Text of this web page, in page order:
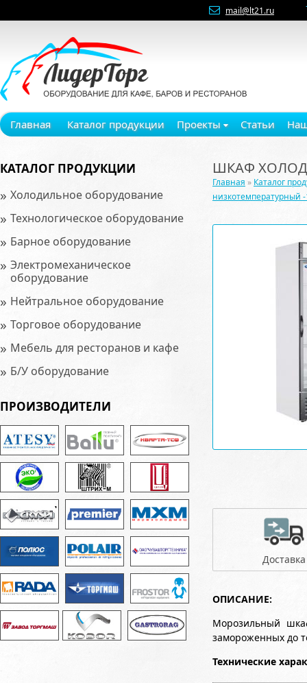
mail@lt21.ru
Главная Каталог продукции Проекты Статьи
КАТАЛОГ ПРОДУКЦИИ
» Холодильное оборудование
» Технологическое оборудование
» Барное оборудование
» Электромеханическое
оборудование
» Нейтральное оборудование
» Торговое оборудование
» Мебель для ресторанов и кафе
» Б/У оборудование
ПРОИЗВОДИТЕЛИ
ШКАФ
Главная » Каталог
низкотемпературный -
Доставка
ОПИСАНИЕ:
Морозильный
замороженных до
Технические